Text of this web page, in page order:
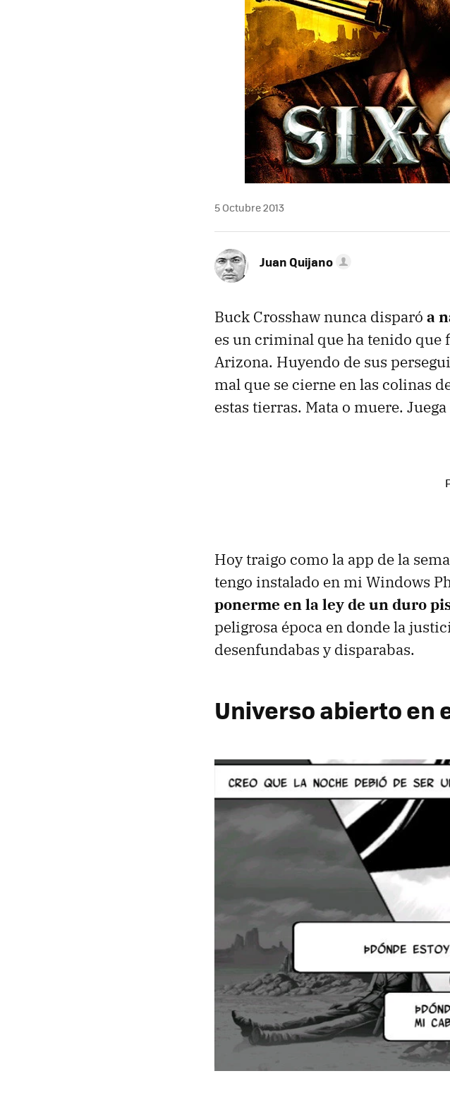
5 Octubre 2013
Juan Quijano
Buck Crosshaw nunca disparó a
es un criminal que ha tenido que
Arizona. Huyendo de sus
mal que se cierne en las colinas
estas tierras. Mata o muere.
Hoy traigo como la app de la
tengo instalado en mi Windows
ponerme en la ley de un duro
peligrosa época en donde la
desenfundabas y disparabas.
Universo abierto en